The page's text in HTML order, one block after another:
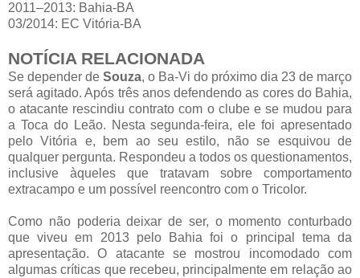
2011–2013: Bahia-BA
03/2014: EC Vitória-BA
NOTÍCIA RELACIONADA
Se depender de Souza, o Ba-Vi do próximo dia 23 de março
será agitado. Após três anos defendendo as cores do Bahia,
o atacante rescindiu contrato com o clube e se mudou para
a Toca do Leão. Nesta segunda-feira, ele foi apresentado
pelo Vitória e, bem ao seu estilo, não se esquivou de
qualquer pergunta. Respondeu a todos os questionamentos,
inclusive àqueles que tratavam sobre comportamento
extracampo e um possível reencontro com o Tricolor.
Como não poderia deixar de ser, o momento conturbado
que viveu em 2013 pelo Bahia foi o principal tema da
apresentação. O atacante se mostrou incomodado com
algumas críticas que recebeu, principalmente em relação ao